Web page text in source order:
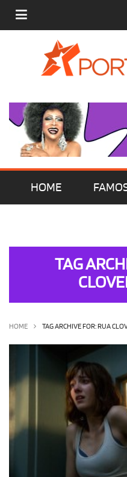
HOME
OLHA ISSO!
TAG
HOME TAG ARCHIVE FOR: RUA